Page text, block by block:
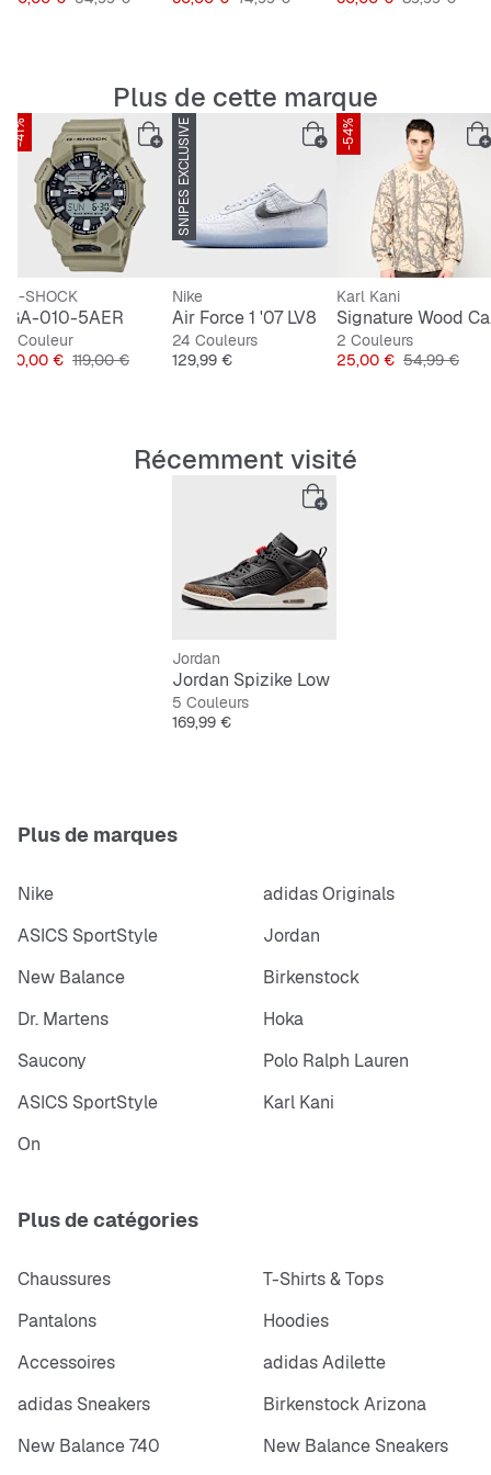
Plus de cette marque
-41%
G-SHOCK
GA-010-5AER
1 Couleur
Prix
70,00 € Prix original
119,00 €
SNIPES EXCLUSIVE
Nike
Air Force 1 '07 LV8
24 Couleurs
Prix
129,99 €
-54%
Karl Kani
2 Couleurs
Prix
25,00 € Prix original
54,99 €
Récemment visité
Jordan
Jordan Spizike Low
5 Couleurs
Prix
169,99 €
Plus de marques
Nike
adidas Originals
ASICS SportStyle
Jordan
New Balance
Birkenstock
Dr. Martens
Hoka
Saucony
Polo Ralph Lauren
ASICS SportStyle
Karl Kani
On
Plus de catégories
Chaussures
T-Shirts & Tops
Pantalons
Hoodies
Accessoires
adidas Adilette
adidas Sneakers
Birkenstock Arizona
New Balance 740
New Balance Sneakers